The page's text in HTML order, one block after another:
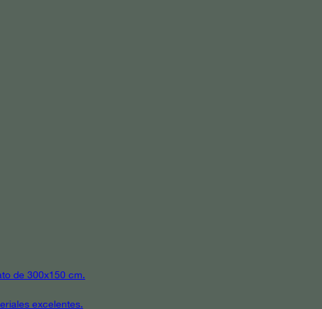
de 300x150 cm.
excelentes.